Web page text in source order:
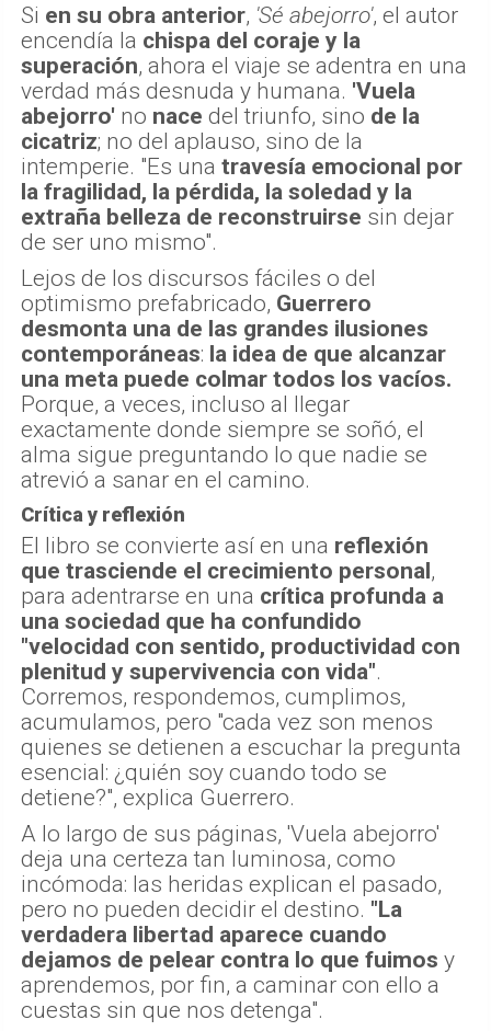
Si en su obra anterior, 'Sé abejorro', el autor
encendía la chispa del coraje y la
superación, ahora el viaje se adentra en una
verdad más desnuda y humana. 'Vuela
abejorro' no nace del triunfo, sino de la
cicatriz; no del aplauso, sino de la
intemperie. "Es una travesía emocional por
la fragilidad, la pérdida, la soledad y la
extraña belleza de reconstruirse sin dejar
de ser uno mismo".
Lejos de los discursos fáciles o del
optimismo prefabricado, Guerrero
desmonta una de las grandes ilusiones
contemporáneas: la idea de que alcanzar
una meta puede colmar todos los vacíos.
Porque, a veces, incluso al llegar
exactamente donde siempre se soñó, el
alma sigue preguntando lo que nadie se
atrevió a sanar en el camino.
Crítica y reflexión
El libro se convierte así en una reflexión
que trasciende el crecimiento personal,
para adentrarse en una crítica profunda a
una sociedad que ha confundido
"velocidad con sentido, productividad con
plenitud y supervivencia con vida".
Corremos, respondemos, cumplimos,
acumulamos, pero "cada vez son menos
quienes se detienen a escuchar la pregunta
esencial: ¿quién soy cuando todo se
detiene?", explica Guerrero.
A lo largo de sus páginas, 'Vuela abejorro'
deja una certeza tan luminosa, como
incómoda: las heridas explican el pasado,
pero no pueden decidir el destino. "La
verdadera libertad aparece cuando
dejamos de pelear contra lo que fuimos y
aprendemos, por fin, a caminar con ello a
cuestas sin que nos detenga".